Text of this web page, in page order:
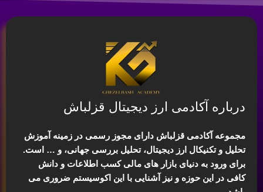
درباره آکادمی ارز دیجیتال قزلباش
مجموعه آکادمی قزلباش دارای مجوز رسمی در زمینه آموزش
تحلیل و تکنیکال ارز دیجیتال، تحلیل بررسی جهانی، و … است.
برای ورود به دنیای بازار های مالی کسب اطلاعات و دانش
کافی در این حوزه و نیز آشنایی با این اکوسیستم ضروری می